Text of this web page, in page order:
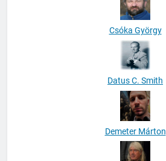
Csóka György
Datus C. Smith
Demeter Márton